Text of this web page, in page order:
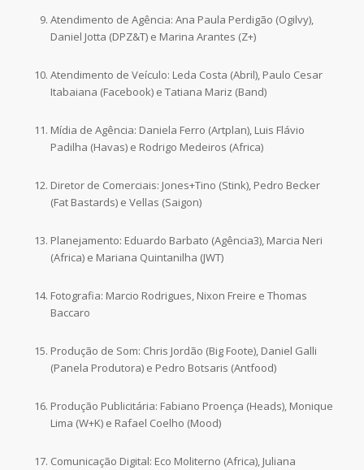
Atendimento de Agência: Ana Paula Perdigão (Ogilvy),
Daniel Jotta (DPZ&T) e Marina Arantes (Z+)
Atendimento de Veículo: Leda Costa (Abril), Paulo Cesar
Itabaiana (Facebook) e Tatiana Mariz (Band)
Mídia de Agência: Daniela Ferro (Artplan), Luis Flávio
Padilha (Havas) e Rodrigo Medeiros (Africa)
Diretor de Comerciais: Jones+Tino (Stink), Pedro Becker
(Fat Bastards) e Vellas (Saigon)
Planejamento: Eduardo Barbato (Agência3), Marcia Neri
(Africa) e Mariana Quintanilha (JWT)
Fotografia: Marcio Rodrigues, Nixon Freire e Thomas
Baccaro
Produção de Som: Chris Jordão (Big Foote), Daniel Galli
(Panela Produtora) e Pedro Botsaris (Antfood)
Produção Publicitária: Fabiano Proença (Heads), Monique
Lima (W+K) e Rafael Coelho (Mood)
Comunicação Digital: Eco Moliterno (Africa), Juliana